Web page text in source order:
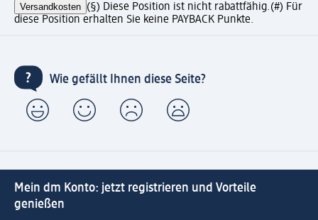
Versandkosten (§) Diese Position ist nicht rabattfähig.(#) Für
diese Position erhalten Sie keine PAYBACK Punkte.
Wie gefällt Ihnen diese Seite?
Mein dm Konto: jetzt registrieren und Vorteile
genießen